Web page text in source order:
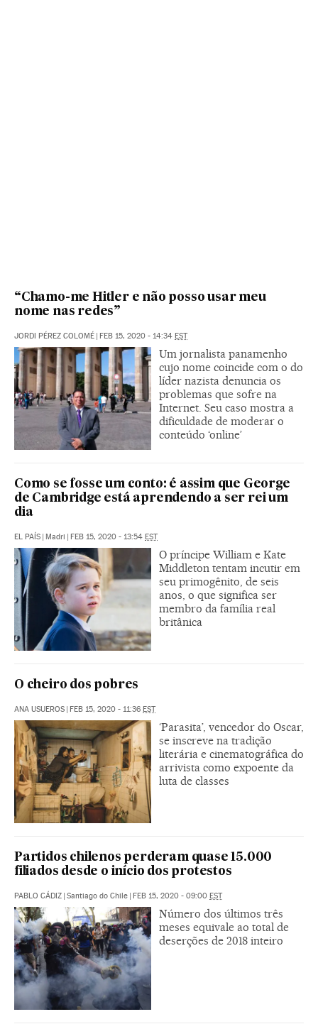
“Chamo-me Hitler e não posso usar meu
nome nas redes”
JORDI PÉREZ COLOMÉ FEB 15, 2020 - 14:34 EST
Um jornalista panamenho
cujo nome coincide com o do
líder nazista denuncia os
problemas que sofre na
Internet. Seu caso mostra a
dificuldade de moderar o
conteúdo ‘online’
Como se fosse um conto: é assim que George
de Cambridge está aprendendo a ser rei um
dia
EL PAÍS Madri FEB 15, 2020 - 13:54 EST
O príncipe William e Kate
Middleton tentam incutir em
seu primogênito, de seis
anos, o que significa ser
membro da família real
britânica
O cheiro dos pobres
ANA USUEROS FEB 15, 2020 - 11:36 EST
‘Parasita’, vencedor do Oscar,
se inscreve na tradição
literária e cinematográfica do
arrivista como expoente da
luta de classes
Partidos chilenos perderam quase 15.000
filiados desde o início dos protestos
PABLO CÁDIZ | Santiago do Chile | FEB 15, 2020 - 09:00 EST
Número dos últimos três
meses equivale ao total de
deserções de 2018 inteiro